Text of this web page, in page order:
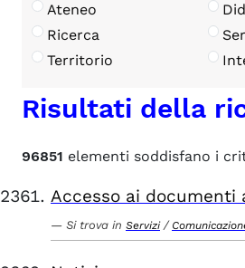
Ateneo
Ricerca
Territorio
Risultati della
96851 elementi soddisfano i
Accesso ai documenti
Si trova in Servizi /